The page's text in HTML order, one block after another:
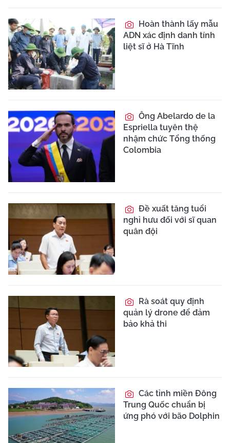
Hoàn thành lấy mẫu
ADN xác định danh tính
liệt sĩ ở Hà Tĩnh
Ông Abelardo de la
Espriella tuyên thệ
nhậm chức Tổng thống
Colombia
Đề xuất tăng tuổi
nghỉ hưu đối với sĩ quan
quân đội
Rà soát quy định
quản lý drone để đảm
bảo khả thi
Các tỉnh miền Đông
Trung Quốc chuẩn bị
ứng phó với bão Dolphin